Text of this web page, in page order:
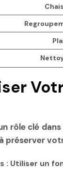
rôle clé
préserver
: Utiliser un